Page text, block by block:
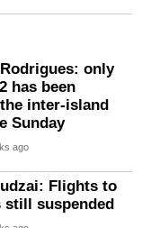
only
has been
inter-island
Sunday
ago
Flights to
still suspended